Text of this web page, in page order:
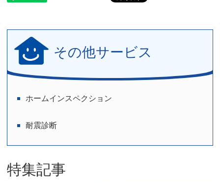
その他サービス
ホームインスペクション
耐震診断
特集記事